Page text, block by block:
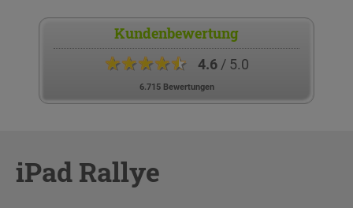
Kundenbewertung
★★★★★ 4.6/ 5.0
6.715 Bewertungen
iPad Rallye